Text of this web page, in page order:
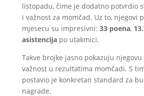
listopadu, čime je dodatno potvrdio
i važnost za momčad. Uz to, njegovi
mjesecu su impresivni: 33 poena,
asistencijapo utakmici.
Takve brojke jasno pokazuju
važnost u rezultatima momčadi. S
postavio je konkretan standard za
nagrade.